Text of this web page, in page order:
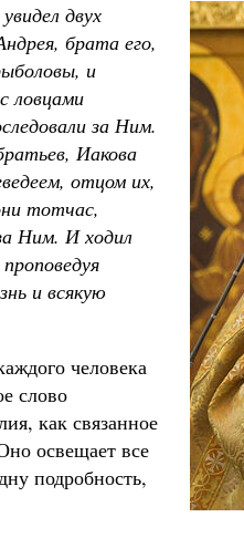
двух
брата его,
и
ловцами
за Ним.
Иакова
отцом их,
тотчас,
Ним. И ходил
и всякую
человека
слово
как связанное
освещает все
подробность,
Как найти своё место в жизни
Кирилл Мурышев